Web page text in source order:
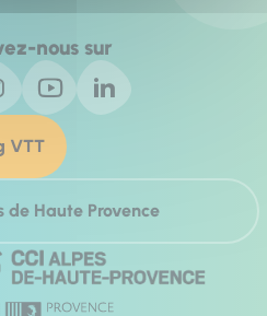
nous sur
VTT
de Haute Provence